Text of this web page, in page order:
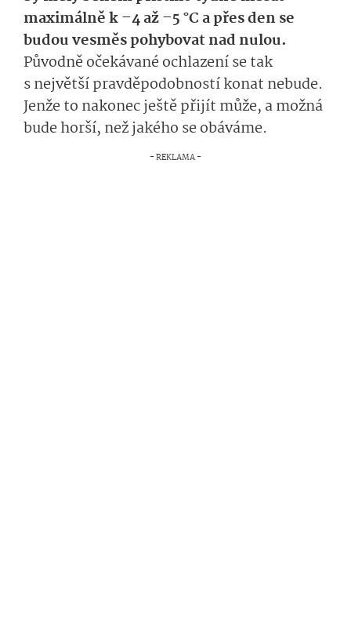
maximálně k –4 až –5 °C a přes den se
budou vesměs pohybovat nad nulou.
Původně očekávané ochlazení se tak
s největší pravděpodobností konat nebude.
Jenže to nakonec ještě přijít může, a možná
bude horší, než jakého se obáváme.